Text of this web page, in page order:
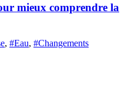
mieux comprendre la
, #Eau, #Changements